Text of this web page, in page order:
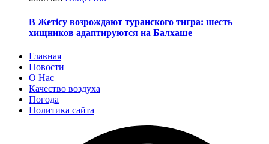
В Жетісу возрождают туранского тигра: шесть
хищников адаптируются на Балхаше
Главная
Новости
О Нас
Качество воздуха
Погода
Политика сайта